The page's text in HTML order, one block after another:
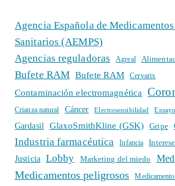
Agencia Española de
Sanitarios (AEMPS)
Agencias reguladoras
Agreal
Bufete RAM Bufete RAM Cervarix
Contaminación electromagnética
Crianza natural Cáncer Electrosensibilidad
Gardasil GlaxoSmithKline (GSK) Gripe
Industria farmacéutica Infancia
Justicia
Lobby Marketing del miedo
Medicamentos peligrosos